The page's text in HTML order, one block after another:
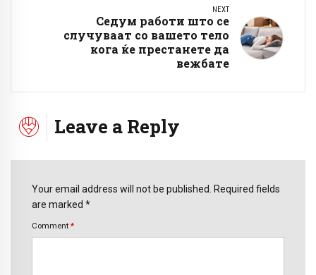
NEXT
Седум работи што се
случуваат со вашето тело
кога ќе престанете да
вежбате
Leave a Reply
Your email address will not be published. Required fields
are marked *
Comment *